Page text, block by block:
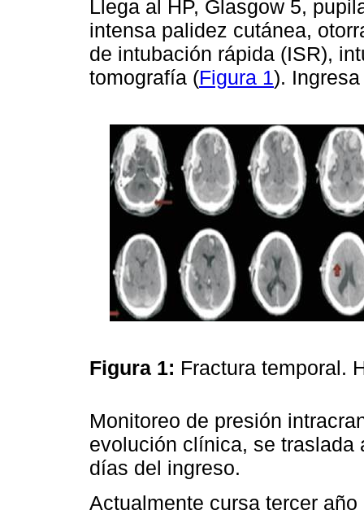
Llega al HP, Glasgow 5,
intensa palidez cutánea,
de intubación rápida (ISR),
tomografía (Figura 1).
Figura 1: Fractura temporal.
Monitoreo de presión
evolución clínica, se traslada
días del ingreso.
Actualmente cursa tercer